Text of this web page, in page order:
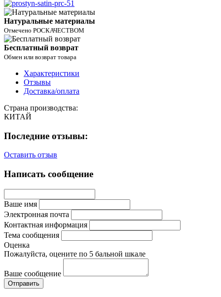
Натуральные материалы
Отмечено РОСКАЧЕСТВОМ
Бесплатный возврат
Обмен или возврат товара
Характеристики
Отзывы
Доставка/оплата
Страна производства:
КИТАЙ
Последние отзывы:
Оставить отзыв
Написать сообщение
Ваше имя
Электронная почта
Контактная информация
Тема сообщения
Оценка
Пожалуйста, оцените по 5 бальной шкале
Ваше сообщение